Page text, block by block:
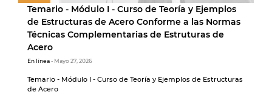
Temario - Módulo I - Curso de Teoría y Ejemplos
de Estructuras de Acero Conforme a las Normas
Técnicas Complementarias de Estruturas de
Acero
En línea- Mayo 27, 2026
Temario - Módulo I - Curso de Teoría y Ejemplos de Estructuras
de Acero